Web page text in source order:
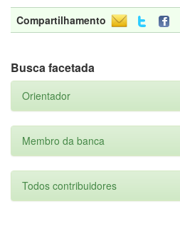
Compartilhamento
Busca facetada
Orientador
Membro da banca
Todos contribuidores